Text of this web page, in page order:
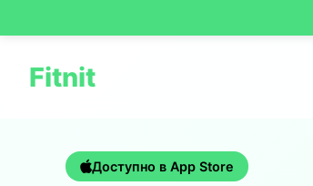
Fitnit
Доступно в App Store